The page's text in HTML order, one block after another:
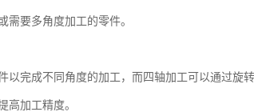
要多角度加工的零件。
以完成不同角度的加工，而四轴加工可以通过旋
高加工精度。